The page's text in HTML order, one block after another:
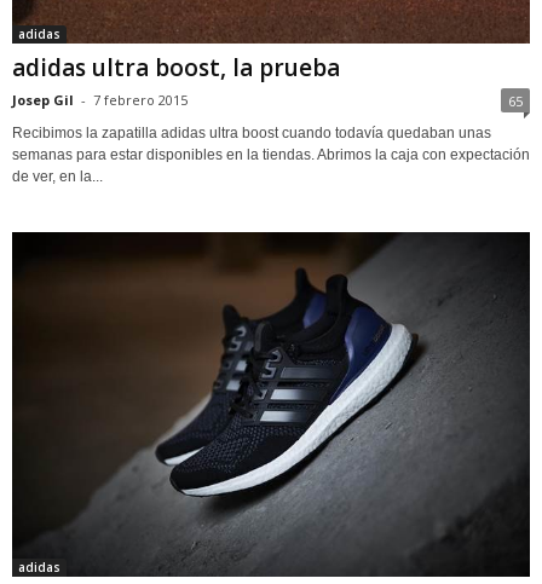
adidas
adidas ultra boost, la prueba
Josep Gil - 7 febrero 2015 65
Recibimos la zapatilla adidas ultra boost cuando todavía quedaban unas
semanas para estar disponibles en la tiendas. Abrimos la caja con expectación
de ver, en la...
adidas